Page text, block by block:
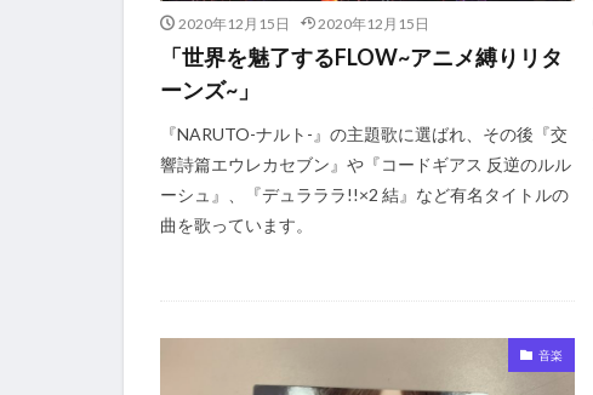
2020年12月15日 2020年12月15日
「世界を魅了するFLOW~アニメ縛りリタ
ーンズ~」
『NARUTO-ナルト-』の主題歌に選ばれ、その後『交
響詩篇エウレカセブン』や『コードギアス 反逆のルル
ーシュ』、『デュラララ!!×2 結』など有名タイトルの
曲を歌っています。
音楽